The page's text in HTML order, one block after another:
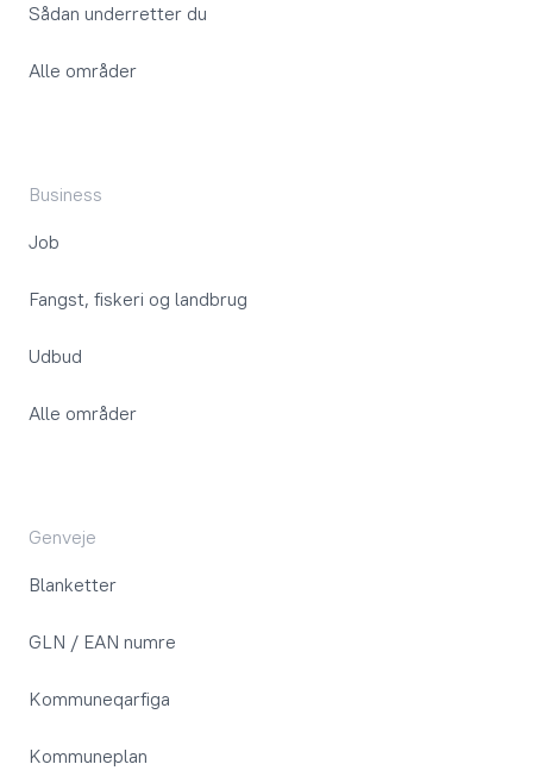
Sådan underretter du
Alle områder
Business
Job
Fangst, fiskeri og landbrug
Udbud
Alle områder
Genveje
Blanketter
GLN / EAN numre
Kommuneqarfiga
Kommuneplan